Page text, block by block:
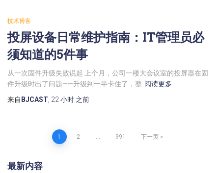
技术博客
投屏设备日常维护指南：IT管理员必
须知道的5件事
从一次固件升级失败说起 上个月，公司一楼大会议室的投屏器在固
件升级时出了问题——升级到一半卡住了，整 阅读更多…
来自 BJCAST 22 小时 之前
章
1 2 … 991 下一页
最新内容